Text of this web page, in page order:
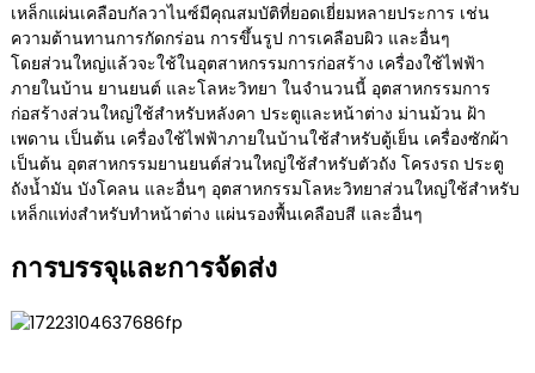
เหล็กแผ่นเคลือบกัลวาไนซ์มีคุณสมบัติที่ยอดเยี่ยมหลายประการ เช่น
ความต้านทานการกัดกร่อน การขึ้นรูป การเคลือบผิว และอื่นๆ
โดยส่วนใหญ่แล้วจะใช้ในอุตสาหกรรมการก่อสร้าง เครื่องใช้ไฟฟ้า
ภายในบ้าน ยานยนต์ และโลหะวิทยา ในจำนวนนี้ อุตสาหกรรมการ
ก่อสร้างส่วนใหญ่ใช้สำหรับหลังคา ประตูและหน้าต่าง ม่านม้วน ฝ้า
เพดาน เป็นต้น เครื่องใช้ไฟฟ้าภายในบ้านใช้สำหรับตู้เย็น เครื่องซักผ้า
เป็นต้น อุตสาหกรรมยานยนต์ส่วนใหญ่ใช้สำหรับตัวถัง โครงรถ ประตู
ถังน้ำมัน บังโคลน และอื่นๆ อุตสาหกรรมโลหะวิทยาส่วนใหญ่ใช้สำหรับ
เหล็กแท่งสำหรับทำหน้าต่าง แผ่นรองพื้นเคลือบสี และอื่นๆ
การบรรจุและการจัดส่ง